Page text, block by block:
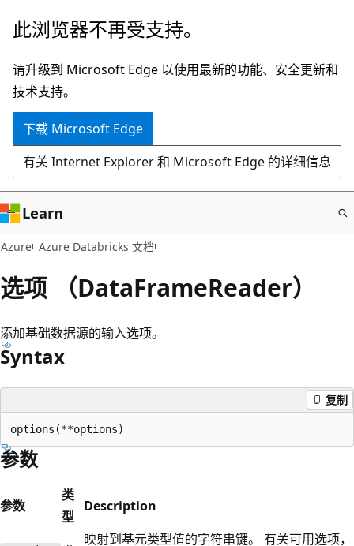
跳
主
要
内
此浏览器不再受支持。
请升级到 Microsoft Edge 以使用最新的功能、安全更新和
技术支持。
下载 Microsoft Edge
有关 Internet Explorer 和 Microsoft Edge 的详细信息
Learn
Azure Azure Databricks 文档
选项 （DataFrameReader）
添加基础数据源的输入选项。
Syntax
复制
参数
参数
类
型
Description
映射到基元类型值的字符串键。 有关可用选项，